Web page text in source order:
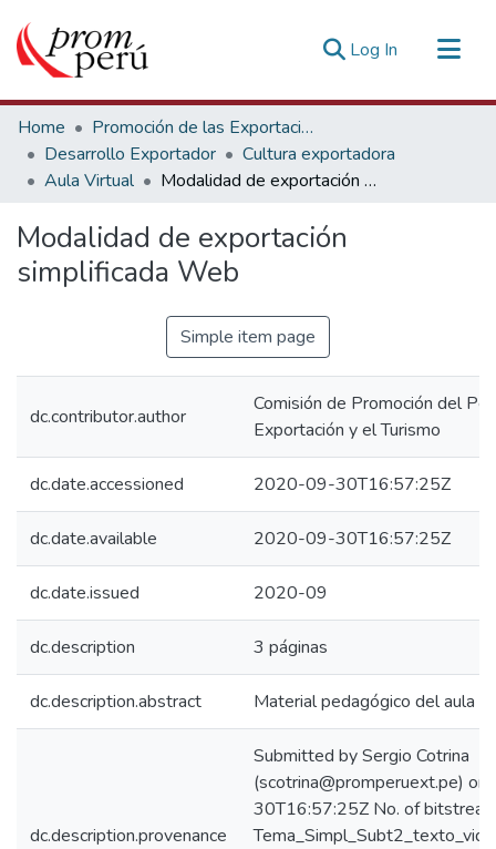
Log In (current)
Communities & Collections
All of DSpace
Statistics
Home
Promoción de las Exportaciones
Desarrollo Exportador
Cultura exportadora
Aula Virtual
Modalidad de exportación simplificada Web
Modalidad de exportación
simplificada Web
Simple item page
dc.contributor.author
Comisión de Promoción del
Exportación y el Turismo
dc.date.accessioned 2020-09-30T16:57:25Z
dc.date.available 2020-09-30T16:57:25Z
dc.date.issued 2020-09
dc.description 3 páginas
dc.description.abstract Material pedagógico del aula
dc.description.provenance
Submitted by Sergio Cotrina
(scotrina@promperuext.pe)
30T16:57:25Z No. of